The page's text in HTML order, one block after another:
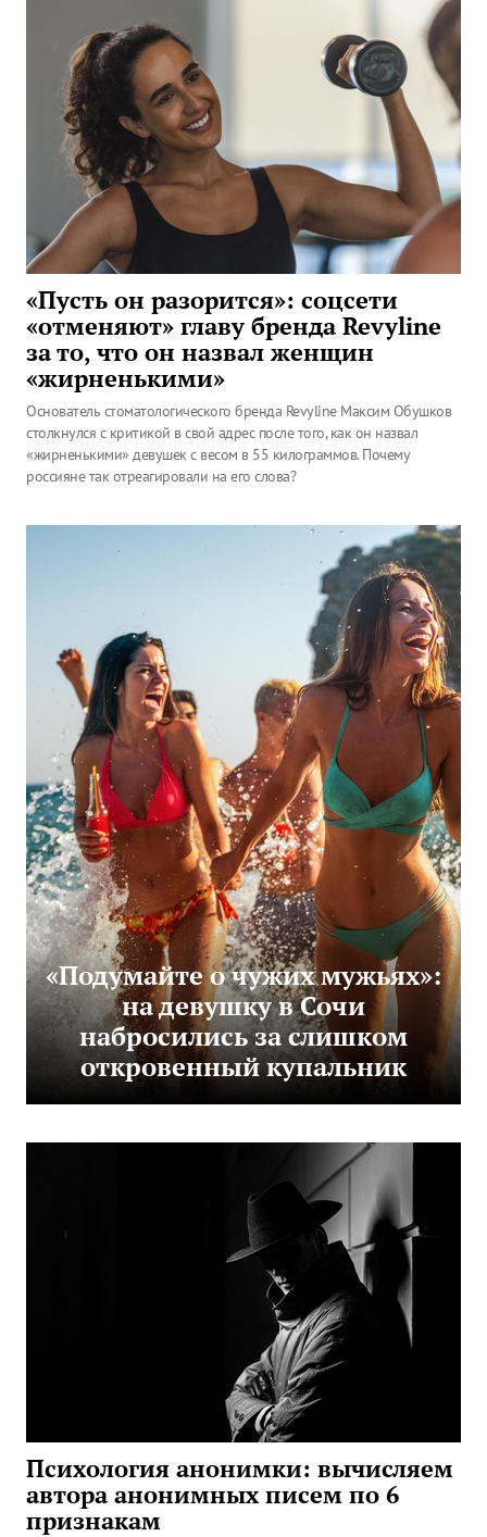
«Пусть он разорится»: соцсети
«отменяют» главу бренда Revyline
за то, что он назвал женщин
«жирненькими»
Основатель стоматологического бренда Revyline Максим Обушков
столкнулся с критикой в свой адрес после того, как он назвал
«жирненькими» девушек с весом в 55 килограммов. Почему
россияне так отреагировали на его слова?
«Подумайте о чужих мужьях»:
на девушку в Сочи
набросились за слишком
откровенный купальник
Психология анонимки: вычисляем
автора анонимных писем по 6
признакам